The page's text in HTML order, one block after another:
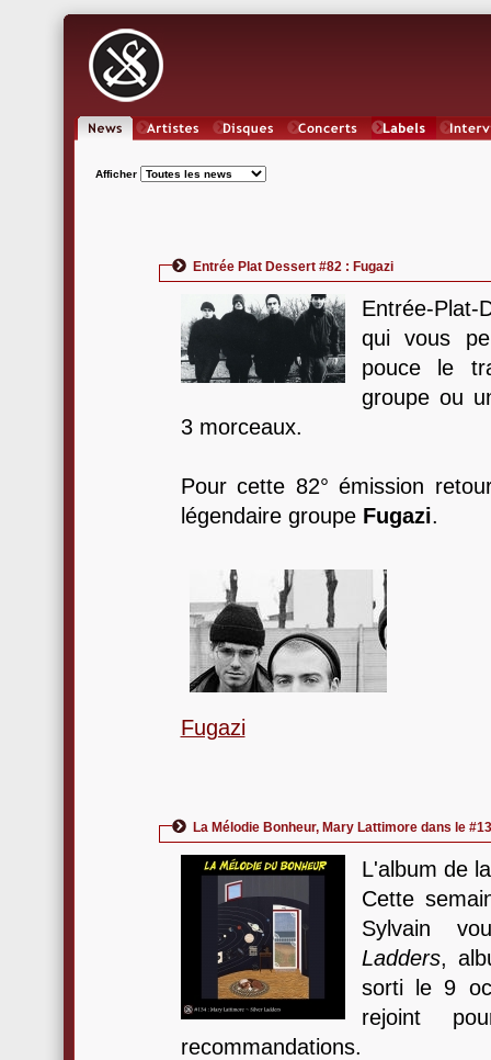
Afficher
Entrée Plat Dessert #82 : Fugazi
Entrée-
qui vous
pouce le
groupe ou
3 morceaux.
Pour cette 82° émission
légendaire groupe Fugazi.
Fugazi
La Mélodie Bonheur, Mary Lattimore dans le
L'album de
Cette
Sylvain
Ladders,
sorti le 9
rejoint
recommandations.